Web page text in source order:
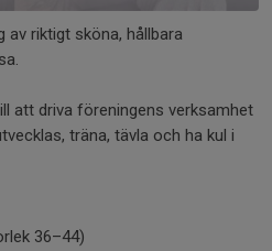
av riktigt sköna, hållbara
att driva föreningens verksamhet
träna, tävla och ha kul i
36–44)